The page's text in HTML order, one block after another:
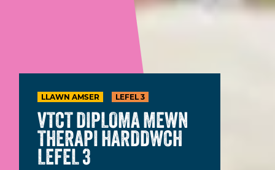
LLAWN AMSER LEFEL 3
VTCT DIPLOMA MEWN
THERAPI HARDDWCH
LEFEL 3